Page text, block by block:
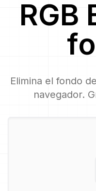
RGB
Elimina el fondo de
navegador.